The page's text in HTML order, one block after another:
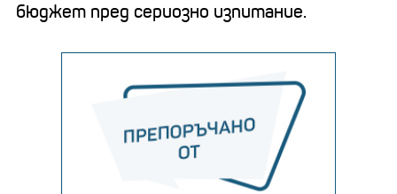
бюджет пред сериозно изпитание.